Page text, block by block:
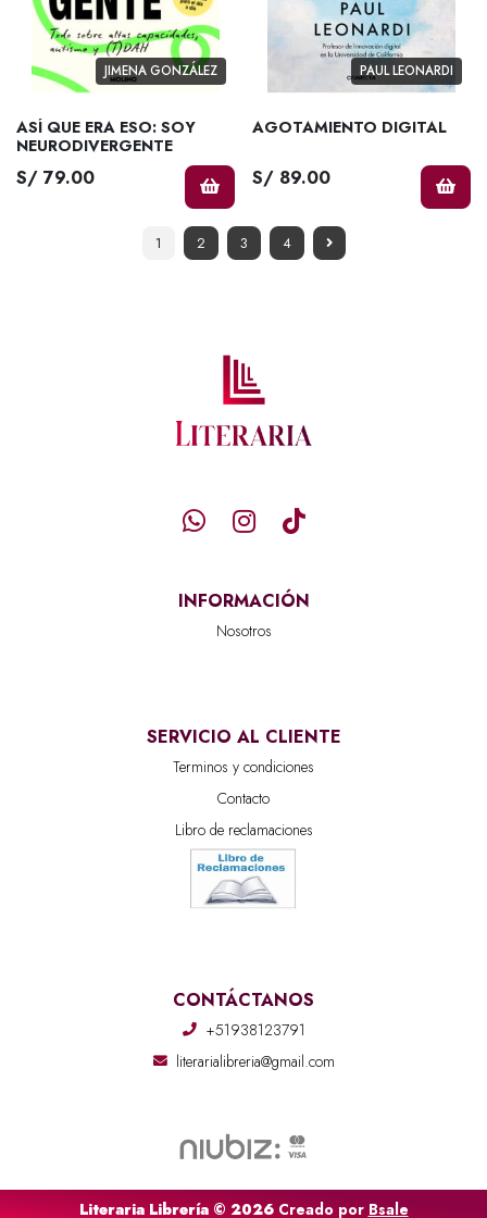
JIMENA GONZÁLEZ
ASÍ QUE ERA ESO: SOY
NEURODIVERGENTE
S/ 79.00
PAUL LEONARDI
AGOTAMIENTO DIGITAL
S/ 89.00
1 2 3 4
INFORMACIÓN
Nosotros
SERVICIO AL CLIENTE
Terminos y condiciones
Contacto
Libro de reclamaciones
CONTÁCTANOS
+51938123791
literarialibreria@gmail.com
Literaria Librería © 2026Creado por Bsale